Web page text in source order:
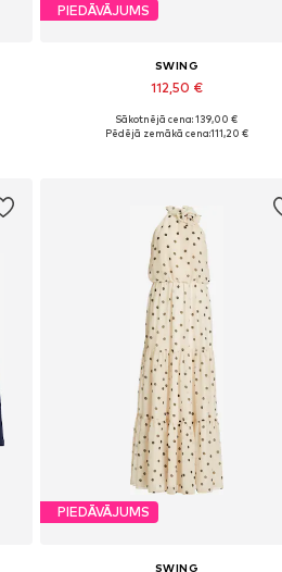
PIEDĀVĀJUMS
SWING
112,50 €
Pieejamie izmēri: 34, 36, 38, 40, 42, 44
Sākotnējā cena: 139,00 €
Pēdējā zemākā cena:111,20 €
PIEDĀVĀJUMS
SWING